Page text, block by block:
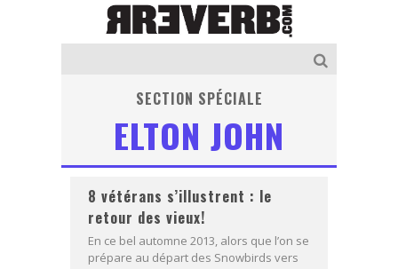
SECTION SPÉCIALE
ELTON JOHN
8 vétérans s’illustrent : le
retour des vieux!
En ce bel automne 2013, alors que l’on se
prépare au départ des Snowbirds vers